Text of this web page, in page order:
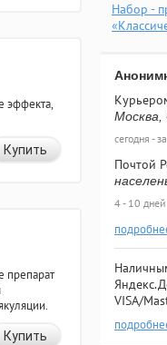
эффекта,
Купить
препарат
Купить
Набор -
сегодня -
Почтой
4 - 10 дней
VISA/